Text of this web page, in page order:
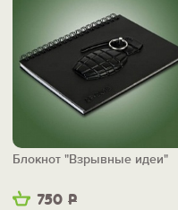
750 Р
Блокнот "Взрывные идеи"